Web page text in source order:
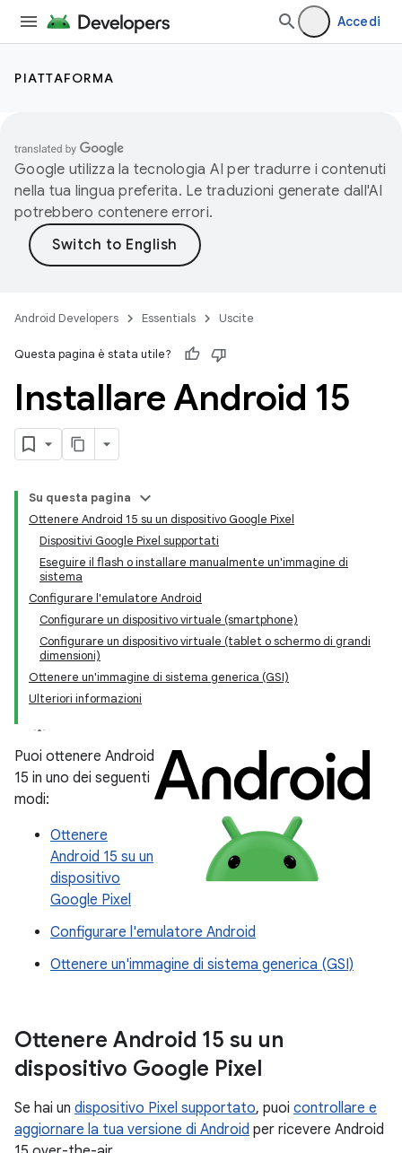
Accedi
PIATTAFORMA
Google utilizza la tecnologia AI per tradurre i contenuti
nella tua lingua preferita. Le traduzioni generate dall'AI
potrebbero contenere errori.
Android Developers Essentials Uscite
Questa pagina è stata utile?
Installare Android 15
Su questa pagina
Ottenere Android 15 su un dispositivo Google Pixel
Dispositivi Google Pixel supportati
Eseguire il flash o installare manualmente un'immagine di
sistema
Configurare l'emulatore Android
Configurare un dispositivo virtuale (smartphone)
Configurare un dispositivo virtuale (tablet o schermo di grandi
dimensioni)
Ottenere un'immagine di sistema generica (GSI)
Ulteriori informazioni
Puoi ottenere Android
15 in uno dei seguenti
modi:
Ottenere
Android 15 su un
dispositivo
Google Pixel
Configurare l'emulatore Android
Ottenere un'immagine di sistema generica (GSI)
Ottenere Android 15 su un
dispositivo Google Pixel
Se hai un dispositivo Pixel supportato, puoi controllare e
aggiornare la tua versione di Android per ricevere Android